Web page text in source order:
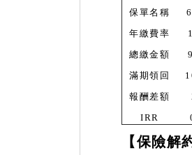
保單名稱
6
年繳費率
總繳金額
滿期領回
報酬差額
IRR
【保險解